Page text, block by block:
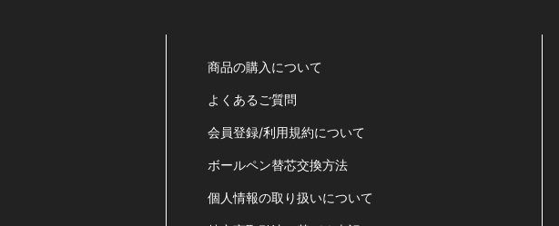
商品の購入について
よくあるご質問
会員登録/利用規約について
ボールペン替芯交換方法
個人情報の取り扱いについて